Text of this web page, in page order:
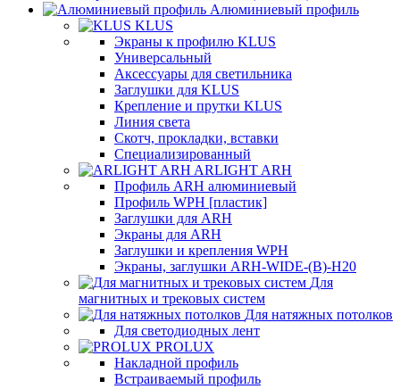
Алюминиевый профиль
KLUS
Экраны к профилю KLUS
Универсальный
Аксессуары для светильника
Заглушки для KLUS
Крепление и прутки KLUS
Линия света
Скотч, прокладки, вставки
Специализированный
ARLIGHT ARH
Профиль ARH алюминиевый
Профиль WPH [пластик]
Заглушки для ARH
Экраны для ARH
Заглушки и крепления WPH
Экраны, заглушки ARH-WIDE-(B)-H20
Для
магнитных и трековых систем
Для натяжных потолков
Для светодиодных лент
PROLUX
Накладной профиль
Встраиваемый профиль